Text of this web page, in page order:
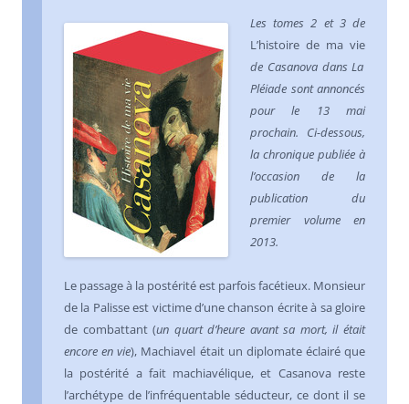
Les tomes 2 et 3 de
L’histoire de ma vie
de Casanova dans La
Pléiade sont annoncés
pour le 13 mai
prochain. Ci-dessous,
la chronique publiée à
l’occasion de la
publication du
premier volume en
2013.
Le passage à la postérité est parfois facétieux. Monsieur
de la Palisse est victime d’une chanson écrite à sa gloire
de combattant (un quart d’heure avant sa mort, il était
encore en vie), Machiavel était un diplomate éclairé que
la postérité a fait machiavélique, et Casanova reste
l’archétype de l’infréquentable séducteur, ce dont il se